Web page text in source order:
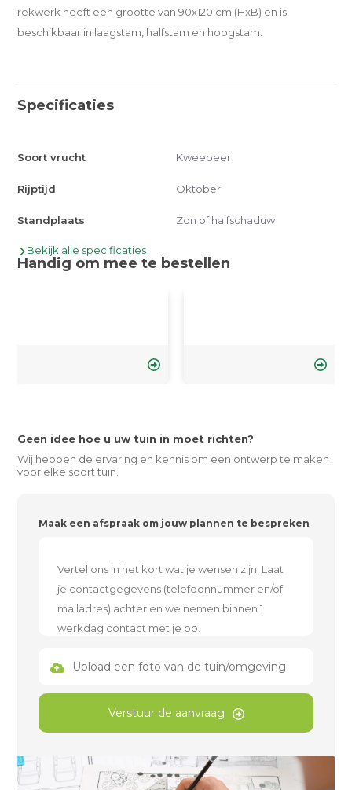
rekwerk heeft een grootte van 90x120 cm (HxB) en is
beschikbaar in laagstam, halfstam en hoogstam.
Specificaties
Soort vrucht Kweepeer
Rijptijd Oktober
Standplaats Zon of halfschaduw
Bekijk alle specificaties
Handig om mee te bestellen
Geen idee hoe u uw tuin in moet richten?
Wij hebben de ervaring en kennis om een ontwerp te maken
voor elke soort tuin.
Maak een afspraak om jouw plannen te bespreken
Upload een foto van de tuin/omgeving
Verstuur de aanvraag